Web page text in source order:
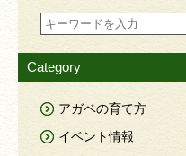
Category
アガベの育て方
イベント情報